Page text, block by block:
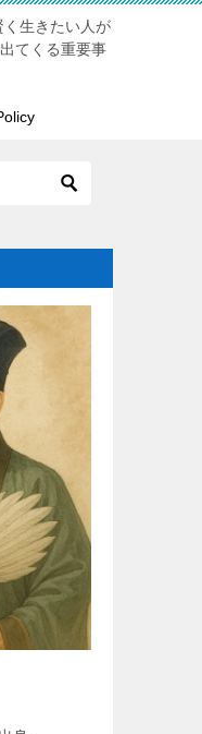
生きたい人が
てくる重要事